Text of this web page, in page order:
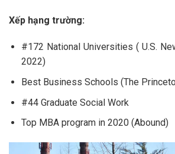
Xếp hạng trường:
#172 National Universities ( U.S.
2022)
Best Business Schools (The
#44 Graduate Social Work
Top MBA program in 2020 (Abound)